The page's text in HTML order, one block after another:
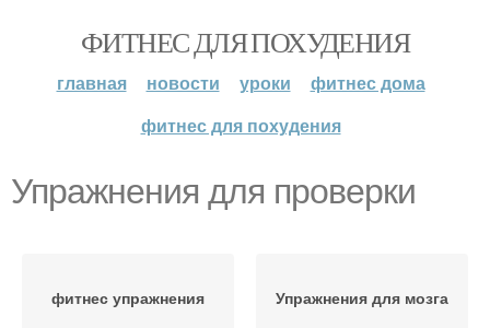
ФИТНЕС ДЛЯ ПОХУДЕНИЯ
главная новости уроки
фитнес дома
фитнес для похудения
Упражнения для проверки
фитнес упражнения Упражнения для мозга